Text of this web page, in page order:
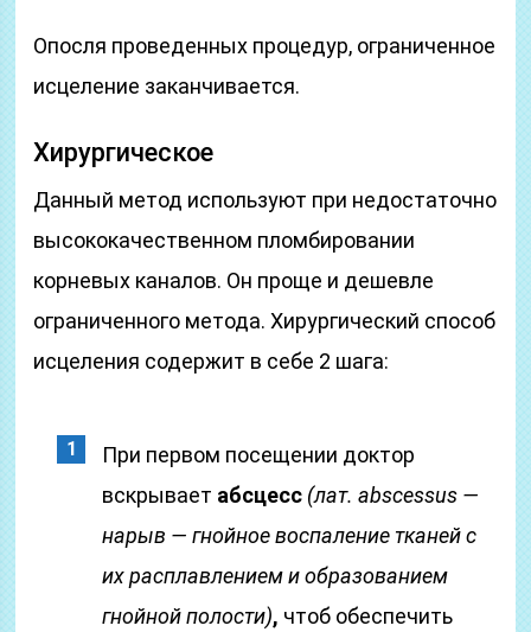
Опосля проведенных процедур, ограниченное
исцеление заканчивается.
Хирургическое
Данный метод используют при недостаточно
высококачественном пломбировании
корневых каналов. Он проще и дешевле
ограниченного метода. Хирургический способ
исцеления содержит в себе 2 шага:
При первом посещении доктор
вскрывает абсцесс (лат. abscessus —
нарыв — гнойное воспаление тканей с
их расплавлением и образованием
гнойной полости), чтоб обеспечить